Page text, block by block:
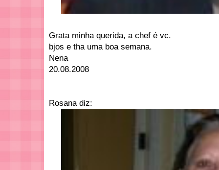
Grata minha querida, a chef é vc.
bjos e tha uma boa semana.
Nena
20.08.2008
Rosana diz: